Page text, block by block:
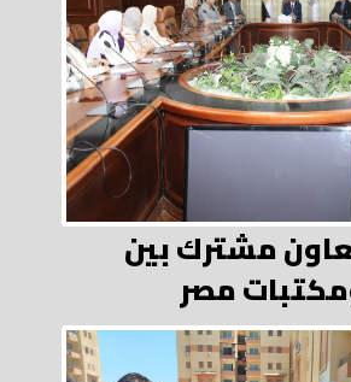
مشترك بين
مصر